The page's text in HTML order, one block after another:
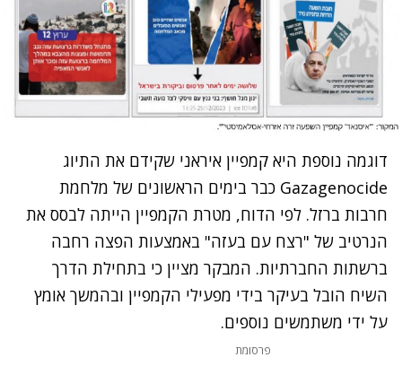
דוגמה נוספת היא קמפיין איראני שקידם את התיוג
Gazagenocide כבר בימים הראשונים של מלחמת
חרבות ברזל. לפי הדוח, מטרת הקמפיין הייתה לבסס את
הנרטיב של "רצח עם בעזה" באמצעות הפצה רחבה
ברשתות החברתיות. המבקר מציין כי בתחילת הדרך
השיח הובל בעיקר בידי מפעילי הקמפיין ובהמשך אומץ
על ידי משתמשים נוספים.
פרסומת